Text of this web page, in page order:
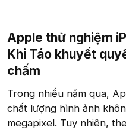
Apple thử nghiệm
Khi Táo khuyết
chấm​
Trong nhiều năm qua,
chất lượng hình ảnh
megapixel. Tuy nhiên,